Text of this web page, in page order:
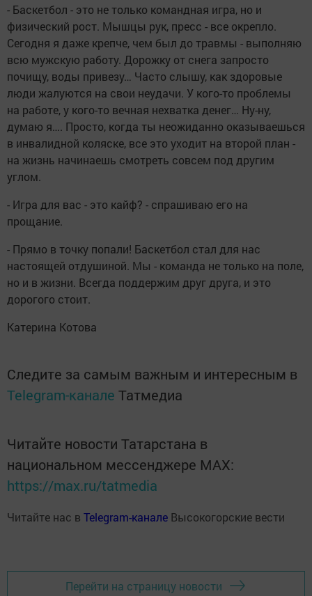
- Баскетбол - это не только командная игра, но и
физический рост. Мышцы рук, пресс - все окрепло.
Сегодня я даже крепче, чем был до травмы - выполняю
всю мужскую работу. Дорожку от снега запросто
почищу, воды привезу… Часто слышу, как здоровые
люди жалуются на свои неудачи. У кого-то проблемы
на работе, у кого-то вечная нехватка денег… Ну-ну,
думаю я…. Просто, когда ты неожиданно оказываешься
в инвалидной коляске, все это уходит на второй план -
на жизнь начинаешь смотреть совсем под другим
углом.
- Игра для вас - это кайф? - спрашиваю его на
прощание.
- Прямо в точку попали! Баскетбол стал для нас
настоящей отдушиной. Мы - команда не только на поле,
но и в жизни. Всегда поддержим друг друга, и это
дорогого стоит.
Катерина Котова
Следите за самым важным и интересным в
Telegram-канале Татмедиа
Читайте новости Татарстана в
национальном мессенджере MАХ:
https://max.ru/tatmedia
Читайте нас в Telegram-канале Высокогорские вести
Перейти на страницу новости